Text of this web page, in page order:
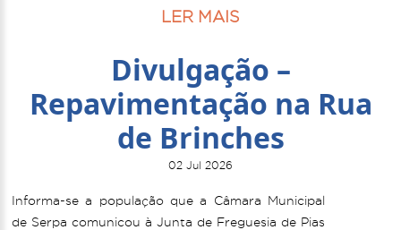
LER MAIS
Divulgação –
Repavimentação na Rua
de Brinches
02 Jul 2026
Informa-se a população que a Câmara Municipal
de Serpa comunicou à Junta de Freguesia de Pias